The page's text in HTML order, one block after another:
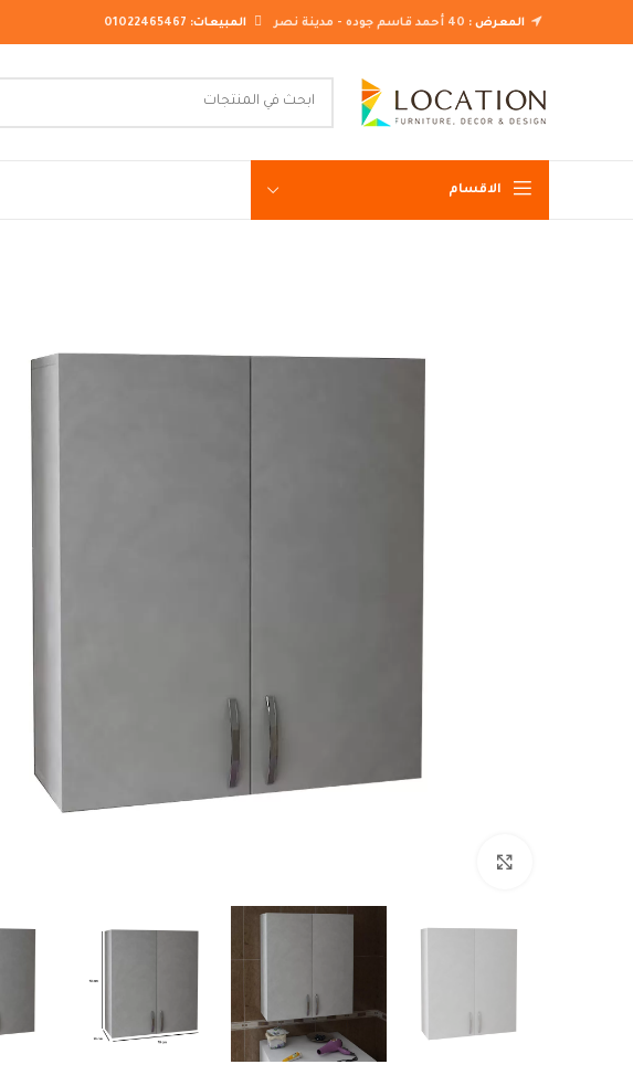
المعرض : المبيعات: 01022465467
الاقسام